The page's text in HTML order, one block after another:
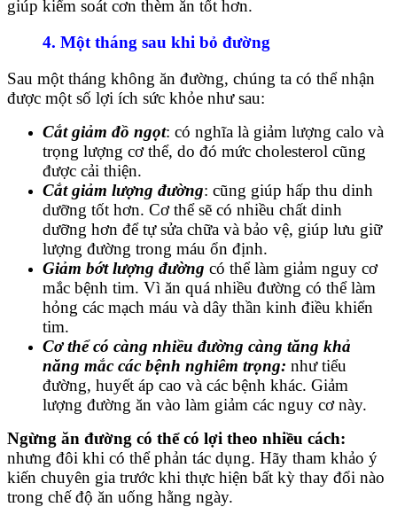
giúp kiểm soát cơn thèm ăn tốt hơn.
4. Một tháng sau khi bỏ đường
Sau một tháng không ăn đường, chúng ta có thể nhận
được một số lợi ích sức khỏe như sau:
Cắt giảm đồ ngọt: có nghĩa là giảm lượng calo và
trọng lượng cơ thể, do đó mức cholesterol cũng
được cải thiện.
Cắt giảm lượng đường: cũng giúp hấp thu dinh
dưỡng tốt hơn. Cơ thể sẽ có nhiều chất dinh
dưỡng hơn để tự sửa chữa và bảo vệ, giúp lưu giữ
lượng đường trong máu ổn định.
Giảm bớt lượng đường có thể làm giảm nguy cơ
mắc bệnh tim. Vì ăn quá nhiều đường có thể làm
hỏng các mạch máu và dây thần kinh điều khiển
tim.
Cơ thể có càng nhiều đường càng tăng khả
năng mắc các bệnh nghiêm trọng: như tiểu
đường, huyết áp cao và các bệnh khác. Giảm
lượng đường ăn vào làm giảm các nguy cơ này.
Ngừng ăn đường có thể có lợi theo nhiều cách:
nhưng đôi khi có thể phản tác dụng. Hãy tham khảo ý
kiến chuyên gia trước khi thực hiện bất kỳ thay đổi nào
trong chế độ ăn uống hằng ngày.